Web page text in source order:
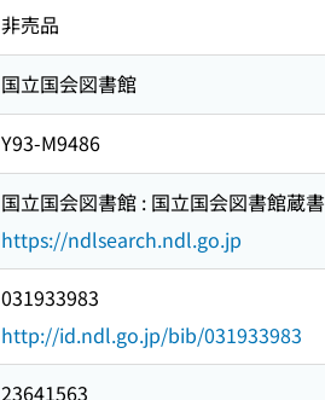
非売品
国立国会図書館
Y93-M9486
国立国会図書館 : 国立国会図書館蔵書
https://ndlsearch.ndl.go.jp
031933983
http://id.ndl.go.jp/bib/031933983
23641563